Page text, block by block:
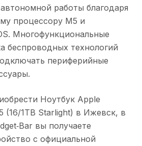
работы благодаря
процессору M5 и
Многофункциональные
беспроводных технологий
периферийные
Ноутбук Apple
(16/1TB Starlight) в Ижевск, в
вы получаете
с официальной